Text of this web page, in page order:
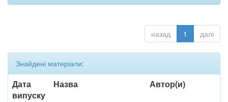
назад 1 далі
Знайдені матеріали:
Дата
випуску
Назва Автор(и)